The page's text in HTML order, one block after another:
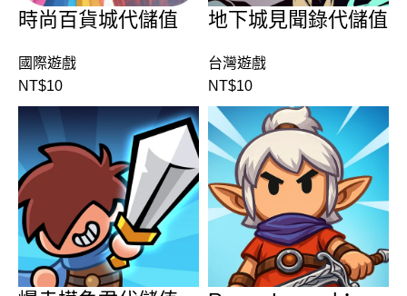
時尚百貨城代儲值
國際遊戲
NT$10
地下城見聞錄代儲值
台灣遊戲
NT$10